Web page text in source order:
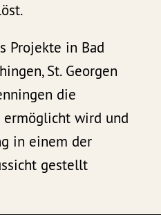
Projekte in Bad
St. Georgen
die
ermöglicht wird und
in einem der
gestellt